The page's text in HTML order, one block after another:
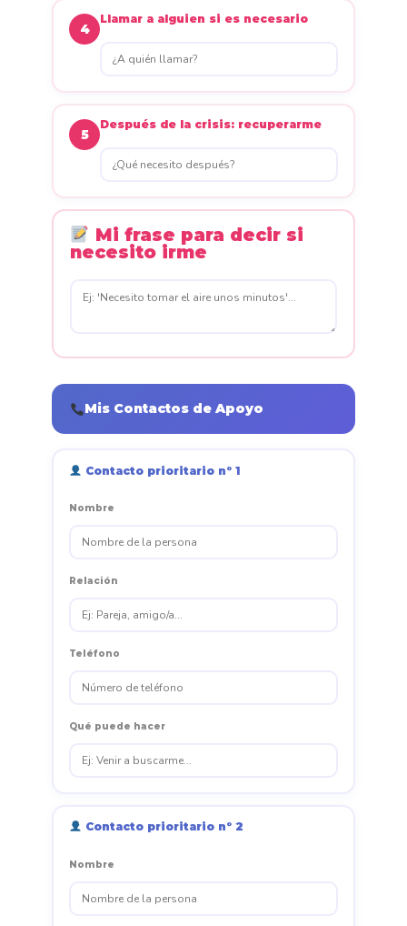
4
Llamar a alguien si es necesario
5
Después de la crisis: recuperarme
Mi frase para decir si
necesito irme
Mis Contactos de Apoyo
Contacto prioritario nº 1
Nombre
Relación
Teléfono
Qué puede hacer
Contacto prioritario nº 2
Nombre